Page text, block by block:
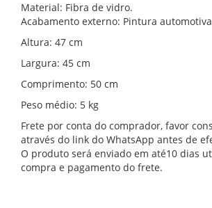
Material: Fibra de vidro.
Acabamento externo: Pintura automotiva
Altura: 47 cm
Largura: 45 cm
Comprimento: 50 cm
Peso médio: 5 kg
Frete por conta do comprador, favor
através do link do WhatsApp antes de
O produto será enviado em até10 dias
compra e pagamento do frete.